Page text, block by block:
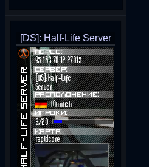
[DS]: Half-Life Server